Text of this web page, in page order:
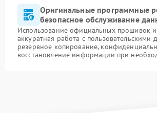
Оригинальные программные
безопасное обслуживание
Использование официальных прошивок
аккуратная работа с пользовательскими
резервное копирование,
восстановление информации при